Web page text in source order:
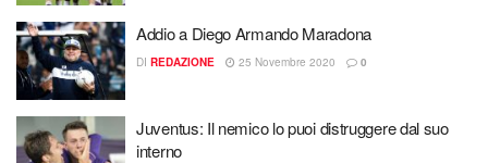
Addio a Diego Armando Maradona
DI REDAZIONE 25 Novembre 2020 0
Juventus: Il nemico lo puoi distruggere dal suo
interno